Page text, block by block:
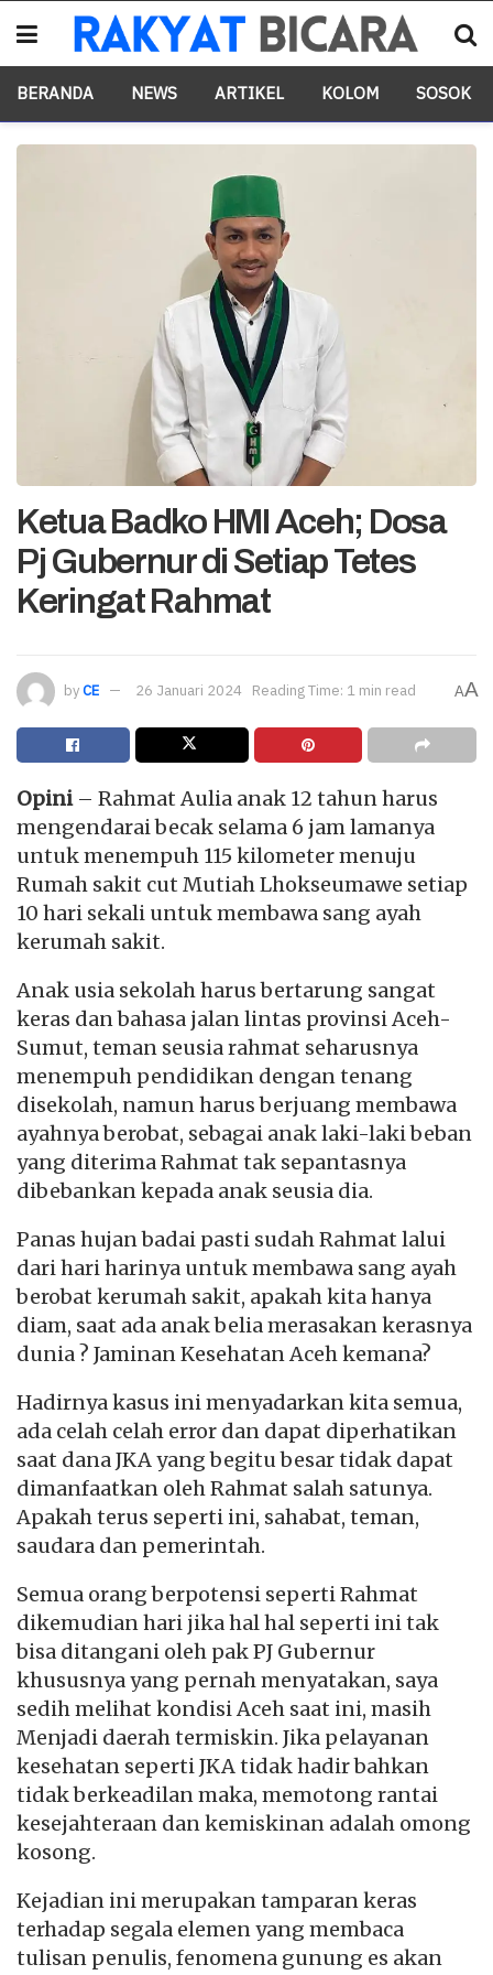
BERANDA NEWS ARTIKEL KOLOM SOSOK
Ketua Badko HMI Aceh; Dosa
Pj Gubernur di Setiap Tetes
Keringat Rahmat
byCE 26 Januari 2024 Reading Time: 1 min read AA
Opini– Rahmat Aulia anak 12 tahun harus
mengendarai becak selama 6 jam lamanya
untuk menempuh 115 kilometer menuju
Rumah sakit cut Mutiah Lhokseumawe setiap
10 hari sekali untuk membawa sang ayah
kerumah sakit.
Anak usia sekolah harus bertarung sangat
keras dan bahasa jalan lintas provinsi Aceh-
Sumut, teman seusia rahmat seharusnya
menempuh pendidikan dengan tenang
disekolah, namun harus berjuang membawa
ayahnya berobat, sebagai anak laki-laki beban
yang diterima Rahmat tak sepantasnya
dibebankan kepada anak seusia dia.
Panas hujan badai pasti sudah Rahmat lalui
dari hari harinya untuk membawa sang ayah
berobat kerumah sakit, apakah kita hanya
diam, saat ada anak belia merasakan kerasnya
dunia ? Jaminan Kesehatan Aceh kemana?
Hadirnya kasus ini menyadarkan kita semua,
ada celah celah error dan dapat diperhatikan
saat dana JKA yang begitu besar tidak dapat
dimanfaatkan oleh Rahmat salah satunya.
Apakah terus seperti ini, sahabat, teman,
saudara dan pemerintah.
Semua orang berpotensi seperti Rahmat
dikemudian hari jika hal hal seperti ini tak
bisa ditangani oleh pak PJ Gubernur
khususnya yang pernah menyatakan, saya
sedih melihat kondisi Aceh saat ini, masih
Menjadi daerah termiskin. Jika pelayanan
kesehatan seperti JKA tidak hadir bahkan
tidak berkeadilan maka, memotong rantai
kesejahteraan dan kemiskinan adalah omong
kosong.
Kejadian ini merupakan tamparan keras
terhadap segala elemen yang membaca
tulisan penulis, fenomena gunung es akan